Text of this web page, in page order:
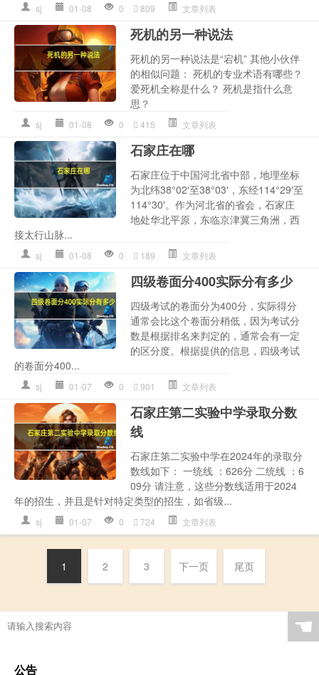
sj 01-08 0 809 文章列表
死机的另一种说法
死机的另一种说法是“宕机” 其他小伙伴
的相似问题： 死机的专业术语有哪些？
爱死机全称是什么？ 死机是指什么意
思？
sj 01-08 0 415 文章列表
石家庄在哪
石家庄位于中国河北省中部，地理坐标
为北纬38°02′至38°03′，东经114°29′至
114°30′。作为河北省的省会，石家庄
地处华北平原，东临京津冀三角洲，西
接太行山脉...
sj 01-08 0 189 文章列表
四级卷面分400实际分有多少
四级考试的卷面分为400分，实际得分
通常会比这个卷面分稍低，因为考试分
数是根据排名来判定的，通常会有一定
的区分度。根据提供的信息，四级考试
的卷面分400...
sj 01-07 0 901 文章列表
石家庄第二实验中学录取分数
线
石家庄第二实验中学在2024年的录取分
数线如下： 一统线 ：626分 二统线 ：6
09分 请注意，这些分数线适用于2024
年的招生，并且是针对特定类型的招生，如省级...
sj 01-07 0 724 文章列表
1 2 3 下一页 尾页
☚
公告